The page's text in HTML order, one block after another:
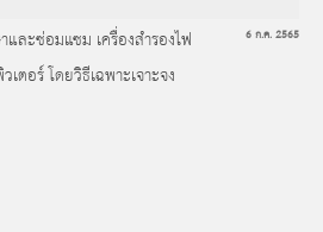
และซ่อมแซม เครื่องสำรองไฟ
ตอร์ โดยวิธีเฉพาะเจาะจง
6 ก.ค. 2565